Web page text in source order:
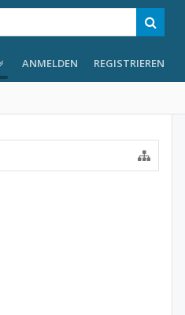
ANMELDEN REGISTRIEREN